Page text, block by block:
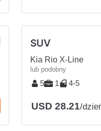
SUV
Kia Rio X-Line
lub podobny
5 1 4-5
USD 28.21/